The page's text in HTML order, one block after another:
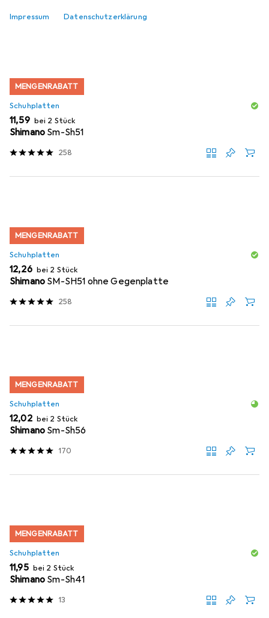
Impressum Datenschutzerklärung
MENGENRABATT
Schuhplatten
EUR
11,59 bei 2 Stück
Shimano Sm-Sh51
258
MENGENRABATT
Schuhplatten
EUR
12,26 bei 2 Stück
Shimano SM-SH51 ohne Gegenplatte
258
MENGENRABATT
Schuhplatten
EUR
12,02 bei 2 Stück
Shimano Sm-Sh56
170
MENGENRABATT
Schuhplatten
EUR
11,95 bei 2 Stück
Shimano Sm-Sh41
13